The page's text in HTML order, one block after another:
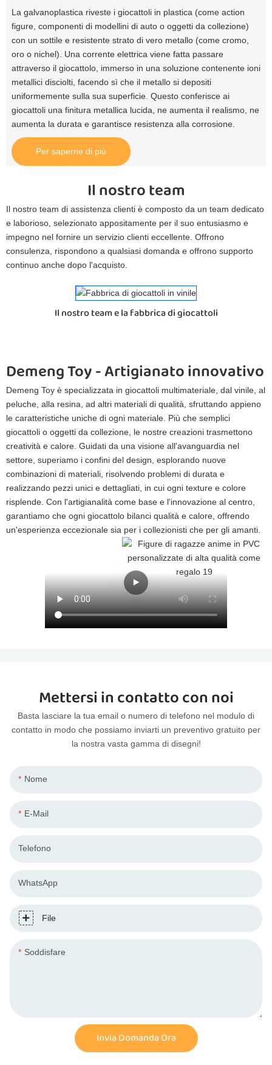
La galvanoplastica riveste i giocattoli in plastica (come action
figure, componenti di modellini di auto o oggetti da collezione)
con un sottile e resistente strato di vero metallo (come cromo,
oro o nichel). Una corrente elettrica viene fatta passare
attraverso il giocattolo, immerso in una soluzione contenente ioni
metallici disciolti, facendo sì che il metallo si depositi
uniformemente sulla sua superficie. Questo conferisce ai
giocattoli una finitura metallica lucida, ne aumenta il realismo, ne
aumenta la durata e garantisce resistenza alla corrosione.
Per saperne di più
Il nostro team
Il nostro team di assistenza clienti è composto da un team dedicato
e laborioso, selezionato appositamente per il suo entusiasmo e
impegno nel fornire un servizio clienti eccellente. Offrono
consulenza, rispondono a qualsiasi domanda e offrono supporto
continuo anche dopo l'acquisto.
Il nostro team e la fabbrica di giocattoli
Demeng Toy - Artigianato
Demeng Toy è specializzata in giocattoli multimateriale, dal vinile, al
peluche, alla resina, ad altri materiali di qualità, sfruttando appieno
le caratteristiche uniche di ogni materiale. Più che semplici
giocattoli o oggetti da collezione, le nostre creazioni trasmettono
creatività e calore. Guidati da una visione all'avanguardia nel
settore, superiamo i confini del design, esplorando nuove
combinazioni di materiali, risolvendo problemi di durata e
realizzando pezzi unici e dettagliati, in cui ogni texture e colore
risplende. Con l'artigianalità come base e l'innovazione al centro,
garantiamo che ogni giocattolo bilanci qualità e calore, offrendo
un'esperienza eccezionale sia per i collezionisti che per gli amanti.
Mettersi in contatto con noi
Basta lasciare la tua email o numero di telefono nel modulo di
contatto in modo che possiamo inviarti un preventivo gratuito per
la nostra vasta gamma di disegni!
Nome
E-Mail
Telefono
WhatsApp
File
Soddisfare
Invia Domanda Ora